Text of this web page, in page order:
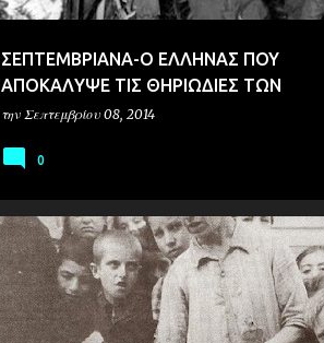
ΣΕΠΤΕΜΒΡΙΑΝΑ-Ο ΕΛΛΗΝΑΣ ΠΟΥ
ΑΠΟΚΑΛΥΨΕ ΤΙΣ ΘΗΡΙΩΔΙΕΣ ΤΩΝ
ΤΟΥΡΚΩΝ(ΦΩΤΟ.ΥΛΙΚΟ)
την Σεπτεμβρίου 08, 2014
0
ΙΣΤΟΡΙΑ